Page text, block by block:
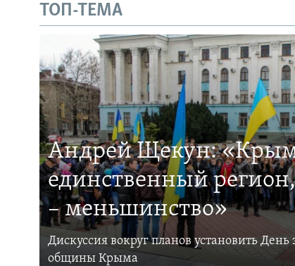
ТОП-ТЕМА
Андрей Щекун:
единственный
– меньшинство»
Дискуссия вокруг планов установить
общины Крыма